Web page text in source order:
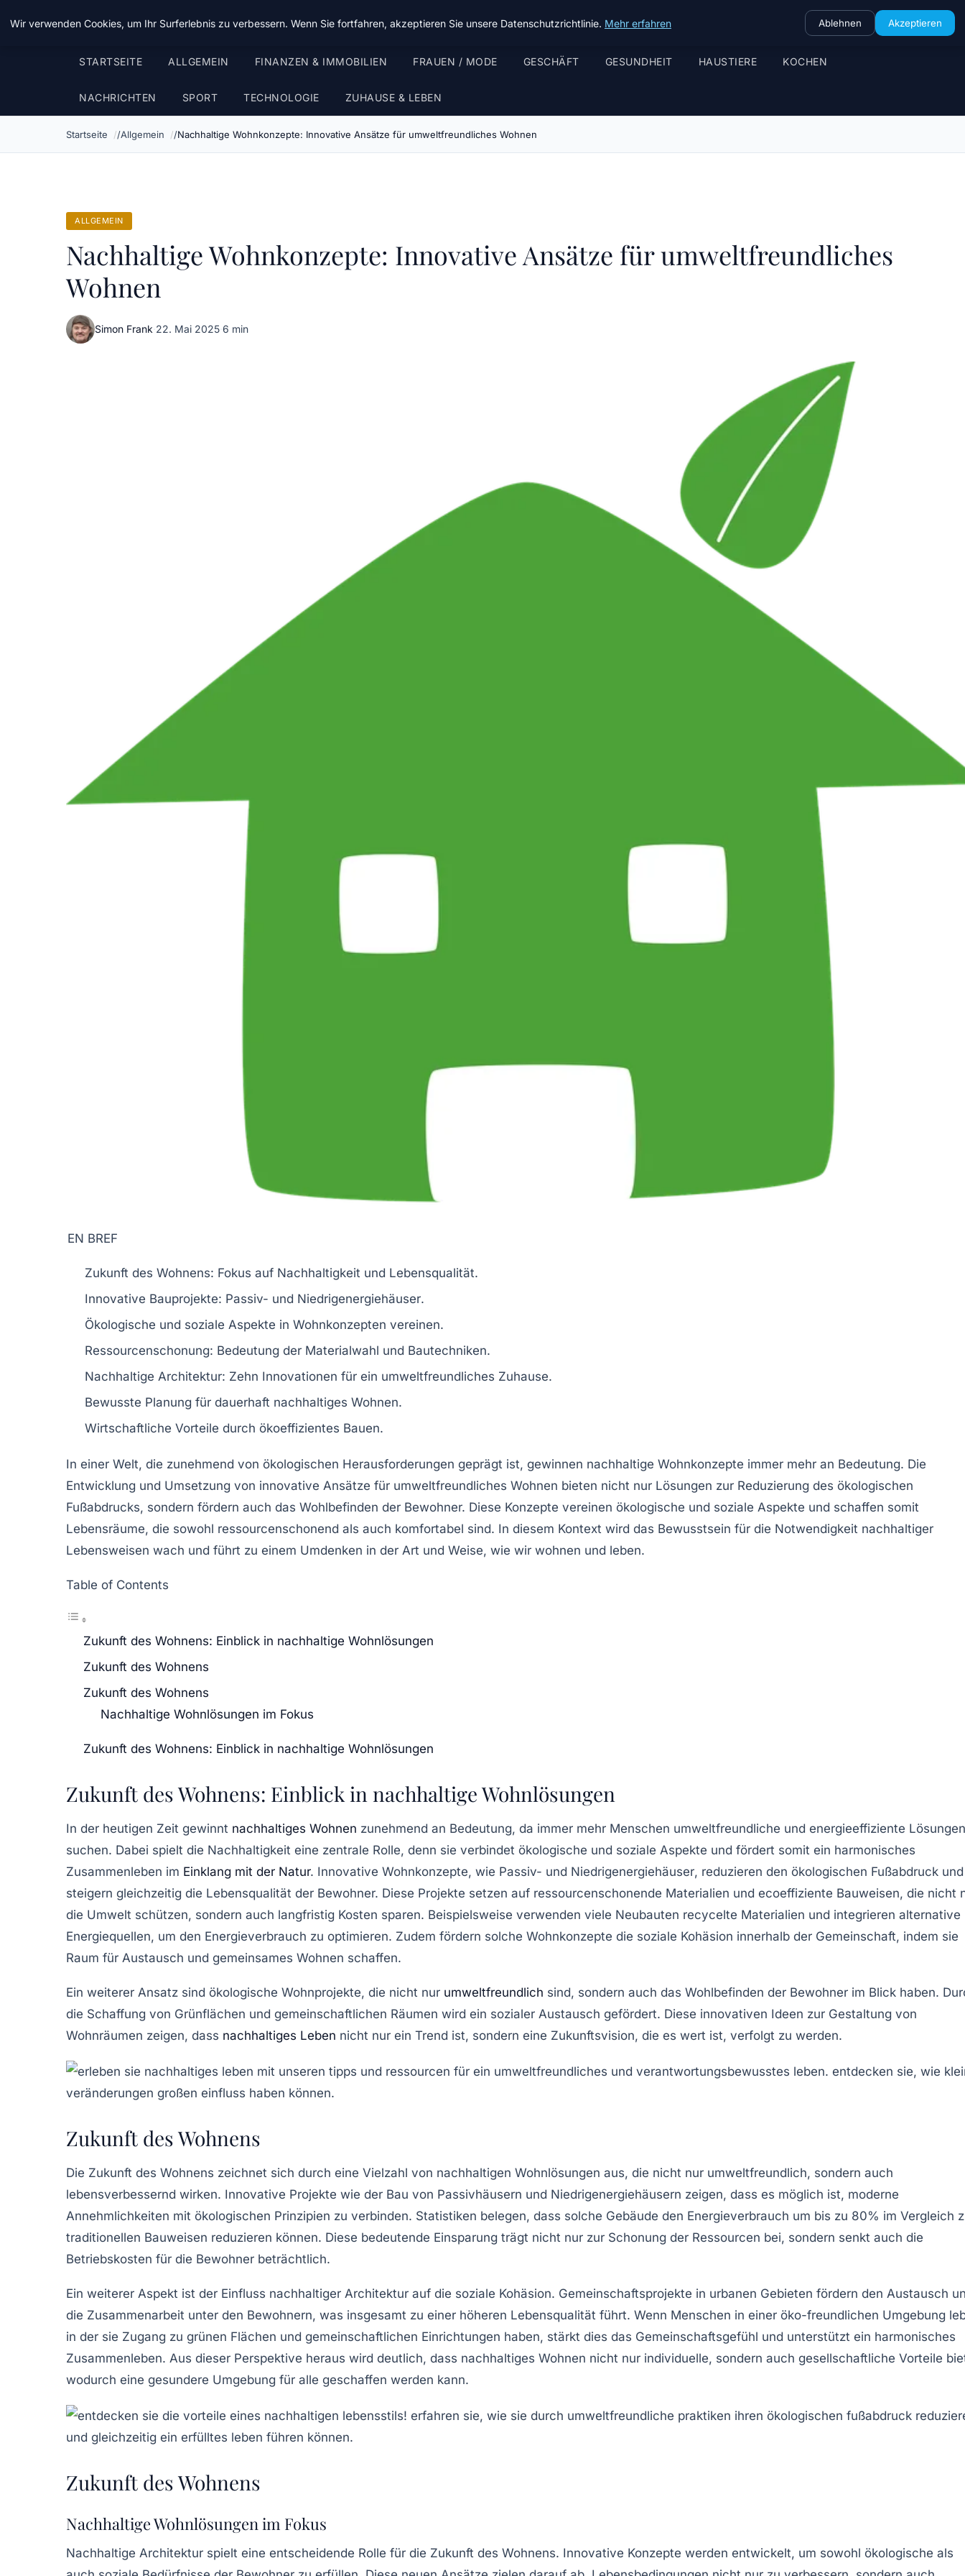
Chinavisum24
STARTSEITE ALLGEMEIN FINANZEN & IMMOBILIEN FRAUEN / MODE GESCHÄFT GESUNDHEIT HAUSTIERE KOCHEN
NACHRICHTEN SPORT TECHNOLOGIE ZUHAUSE & LEBEN
Startseite Allgemein Nachhaltige Wohnkonzepte: Innovative Ansätze für umweltfreundliches Wohnen
ALLGEMEIN
Nachhaltige Wohnkonzepte: Innovative Ansätze für umweltfreundliches
Wohnen
Simon Frank·22. Mai 2025·6 min
EN BREF
Zukunft des Wohnens: Fokus auf Nachhaltigkeit und Lebensqualität.
Innovative Bauprojekte: Passiv- und Niedrigenergiehäuser.
Ökologische und soziale Aspekte in Wohnkonzepten vereinen.
Ressourcenschonung: Bedeutung der Materialwahl und Bautechniken.
Nachhaltige Architektur: Zehn Innovationen für ein umweltfreundliches Zuhause.
Bewusste Planung für dauerhaft nachhaltiges Wohnen.
Wirtschaftliche Vorteile durch ökoeffizientes Bauen.
In einer Welt, die zunehmend von ökologischen Herausforderungen geprägt ist, gewinnen nachhaltige Wohnkonzepte immer mehr an Bedeutung. Die
Entwicklung und Umsetzung von innovative Ansätze für umweltfreundliches Wohnen bieten nicht nur Lösungen zur Reduzierung des ökologischen
Fußabdrucks, sondern fördern auch das Wohlbefinden der Bewohner. Diese Konzepte vereinen ökologische und soziale Aspekte und schaffen somit
Lebensräume, die sowohl ressourcenschonend als auch komfortabel sind. In diesem Kontext wird das Bewusstsein für die Notwendigkeit nachhaltiger
Lebensweisen wach und führt zu einem Umdenken in der Art und Weise, wie wir wohnen und leben.
Table of Contents
Zukunft des Wohnens: Einblick in nachhaltige Wohnlösungen
Zukunft des Wohnens
Zukunft des Wohnens
Nachhaltige Wohnlösungen im Fokus
Zukunft des Wohnens: Einblick in nachhaltige Wohnlösungen
Zukunft des Wohnens: Einblick in nachhaltige Wohnlösungen
In der heutigen Zeit gewinnt nachhaltiges Wohnen zunehmend an Bedeutung, da immer mehr Menschen umweltfreundliche und energieeffiziente Lösungen
suchen. Dabei spielt die Nachhaltigkeit eine zentrale Rolle, denn sie verbindet ökologische und soziale Aspekte und fördert somit ein harmonisches
Zusammenleben im Einklang mit der Natur. Innovative Wohnkonzepte, wie Passiv- und Niedrigenergiehäuser, reduzieren den ökologischen Fußabdruck und
steigern gleichzeitig die Lebensqualität der Bewohner. Diese Projekte setzen auf ressourcenschonende Materialien und ecoeffiziente Bauweisen, die nicht
die Umwelt schützen, sondern auch langfristig Kosten sparen. Beispielsweise verwenden viele Neubauten recycelte Materialien und integrieren alternative
Energiequellen, um den Energieverbrauch zu optimieren. Zudem fördern solche Wohnkonzepte die soziale Kohäsion innerhalb der Gemeinschaft, indem sie
Raum für Austausch und gemeinsames Wohnen schaffen.
Ein weiterer Ansatz sind ökologische Wohnprojekte, die nicht nur umweltfreundlich sind, sondern auch das Wohlbefinden der Bewohner im Blick haben.
die Schaffung von Grünflächen und gemeinschaftlichen Räumen wird ein sozialer Austausch gefördert. Diese innovativen Ideen zur Gestaltung von
Wohnräumen zeigen, dass nachhaltiges Leben nicht nur ein Trend ist, sondern eine Zukunftsvision, die es wert ist, verfolgt zu werden.
Zukunft des Wohnens
Die Zukunft des Wohnens zeichnet sich durch eine Vielzahl von nachhaltigen Wohnlösungen aus, die nicht nur umweltfreundlich, sondern auch
lebensverbessernd wirken. Innovative Projekte wie der Bau von Passivhäusern und Niedrigenergiehäusern zeigen, dass es möglich ist, moderne
Annehmlichkeiten mit ökologischen Prinzipien zu verbinden. Statistiken belegen, dass solche Gebäude den Energieverbrauch um bis zu 80% im Vergleich
traditionellen Bauweisen reduzieren können. Diese bedeutende Einsparung trägt nicht nur zur Schonung der Ressourcen bei, sondern senkt auch die
Betriebskosten für die Bewohner beträchtlich.
Ein weiterer Aspekt ist der Einfluss nachhaltiger Architektur auf die soziale Kohäsion. Gemeinschaftsprojekte in urbanen Gebieten fördern den Austausch
die Zusammenarbeit unter den Bewohnern, was insgesamt zu einer höheren Lebensqualität führt. Wenn Menschen in einer öko-freundlichen Umgebung
in der sie Zugang zu grünen Flächen und gemeinschaftlichen Einrichtungen haben, stärkt dies das Gemeinschaftsgefühl und unterstützt ein harmonisches
Zusammenleben. Aus dieser Perspektive heraus wird deutlich, dass nachhaltiges Wohnen nicht nur individuelle, sondern auch gesellschaftliche Vorteile
wodurch eine gesundere Umgebung für alle geschaffen werden kann.
Zukunft des Wohnens
Nachhaltige Wohnlösungen im Fokus
Nachhaltige Architektur spielt eine entscheidende Rolle für die Zukunft des Wohnens. Innovative Konzepte werden entwickelt, um sowohl ökologische als
Wir verwenden Cookies, um Ihr Surferlebnis zu verbessern. Wenn Sie fortfahren, akzeptieren Sie unsere Datenschutzrichtlinie. Mehr erfahren Ablehnen Akzeptieren